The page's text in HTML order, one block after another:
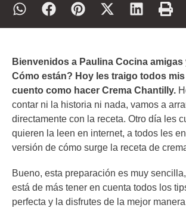
Bienvenidos a Paulina Cocina amigas
Cómo están? Hoy les traigo todos
cuento como hacer Crema Chantilly.
contar ni la historia ni nada, vamos a
directamente con la receta. Otro día les
quieren la leen en internet, a todos les
versión de cómo surge la receta de
Bueno, esta preparación es muy
está de más tener en cuenta todos los
perfecta y la disfrutes de la mejor